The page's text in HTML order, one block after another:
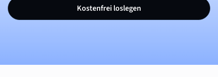
Kostenfrei loslegen